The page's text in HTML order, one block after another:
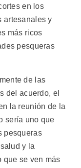
en los
artesanales y
más ricos
pesqueras
de las
del acuerdo, el
la reunión de la
sería uno que
pesqueras
y la
que se ven más